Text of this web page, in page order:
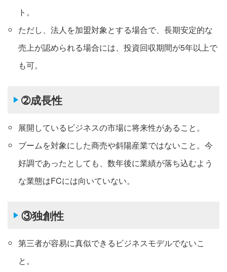
ト。
ただし、法人を加盟対象とする場合で、長期安定的な
売上が認められる場合には、投資回収期間が5年以上で
も可。
➁成長性
展開しているビジネスの市場に将来性があること。
ブームを対象にした商売や斜陽産業ではないこと。今
好調であったとしても、数年後に業績が落ち込むよう
な業態はFCには向いていない。
③独創性
第三者が容易に真似できるビジネスモデルでないこ
と。